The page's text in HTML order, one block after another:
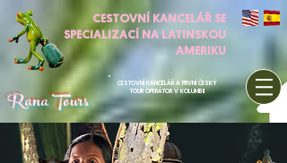
CESTOVNÍ KANCELÁŘ SE
SPECIALIZACÍ NA LATINSKOU
AMERIKU
CESTOVNÍ KANCELÁŘ A PRVNÍ ČESKÝ
TOUR OPERÁTOR V KOLUMBII
Rana Tours